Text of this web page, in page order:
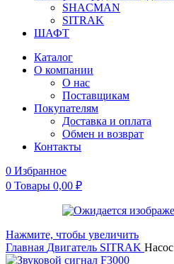
SHACMAN
SITRAK
ШАФТ
Каталог
О компании
О нас
Поставщикам
Покупателям
Доставка и оплата
Обмен и возврат
Контакты
0 Избранное
0 Товары 0,00 ₽
Нажмите, чтобы увеличить
Главная Двигатель SITRAK